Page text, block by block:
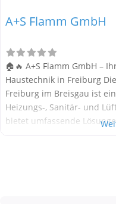
A+S Flamm GmbH
🏠🔥 A+S Flamm GmbH –
Haustechnik in Freiburg
Freiburg im Breisgau ist
Heizungs-, Sanitär- und
bietet umfassende